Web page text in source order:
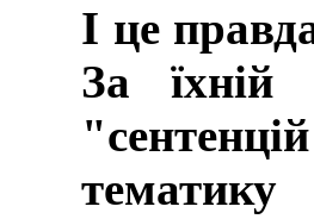
І це
За їхній